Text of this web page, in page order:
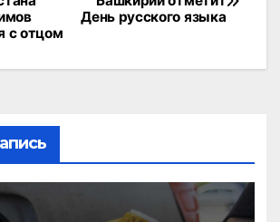
День русского языка
с отцом